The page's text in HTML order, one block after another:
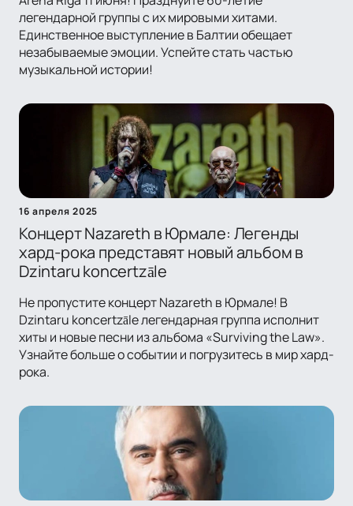
легендарной группы с их мировыми хитами.
Единственное выступление в Балтии обещает
незабываемые эмоции. Успейте стать частью
музыкальной истории!
16 апреля 2025
Концерт Nazareth в Юрмале: Легенды
хард-рока представят новый альбом в
Dzintaru koncertzāle
Не пропустите концерт Nazareth в Юрмале! В
Dzintaru koncertzāle легендарная группа исполнит
хиты и новые песни из альбома «Surviving the Law».
Узнайте больше о событии и погрузитесь в мир хард-
рока.